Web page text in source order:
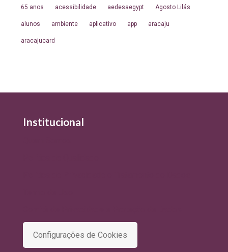
65 anos acessibilidade aedesaegypt Agosto Lilás
alunos ambiente aplicativo app aracaju
aracajucard
Institucional
Configurações de Cookies